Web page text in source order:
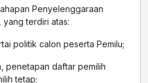
Penyelenggaraan
yang terdiri atas:
politik calon peserta Pemilu;
penetapan daftar pemilih
tetap;